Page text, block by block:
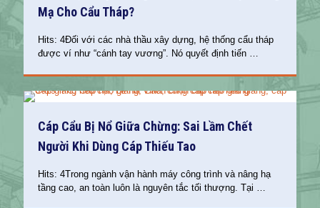
Mạ Cho Cẩu Tháp?
Hits: 4Đối với các nhà thầu xây dựng, hệ thống cẩu tháp
được ví như “cánh tay vương”. Nó quyết định tiến …
Cáp Cẩu Bị Nổ Giữa Chừng: Sai Lầm Chết
Người Khi Dùng Cáp Thiếu Tao
Hits: 4Trong ngành vận hành máy công trình và nâng hạ
tầng cao, an toàn luôn là nguyên tắc tối thượng. Tại …